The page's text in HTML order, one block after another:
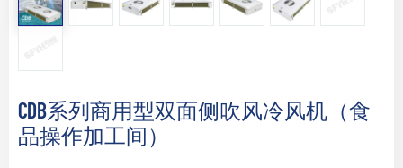
CDB系列商用型双面侧吹风冷风机（食
品操作加工间）